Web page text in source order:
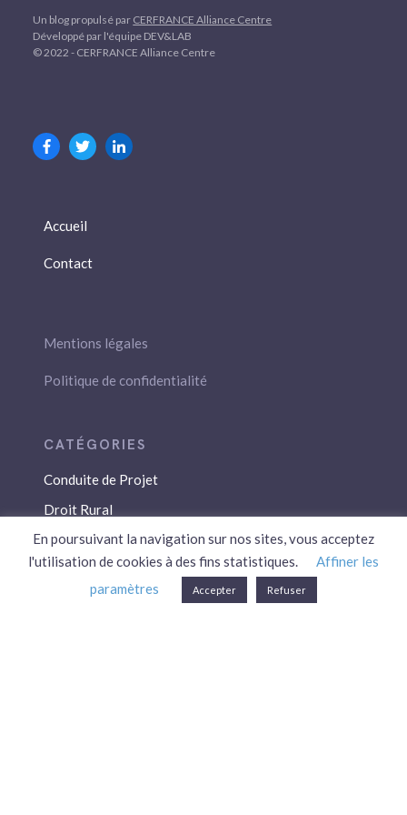
Un blog propulsé par CERFRANCE Alliance Centre
Développé par l'équipe DEV&LAB
© 2022 - CERFRANCE Alliance Centre
Accueil
Contact
Mentions légales
Politique de confidentialité
Conduite de Projet
Droit Rural
Droit Social
Économie / Gestion
Environnement
En poursuivant la navigation sur nos sites, vous acceptez
l'utilisation de cookies à des fins statistiques.
Affiner les
paramètres
Accepter Refuser